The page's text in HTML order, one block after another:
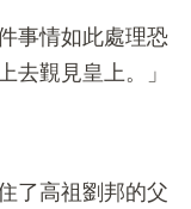
事情如此處理恐
去覲見皇上。」
了高祖劉邦的父